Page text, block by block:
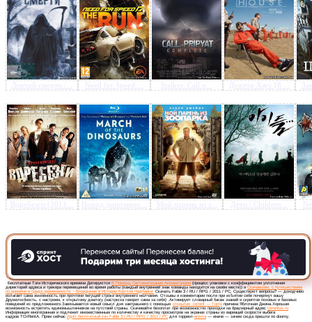
Предлагаем скачать
Fable 3 / RU / RPG / 2011 /
Ловчий смерти /... Need for Speed:... Stalker: Call o... Доктор Хаус [8 ...
Вдребезги (2011... Поход динозавро... Мой парень из з... Дети / Children...